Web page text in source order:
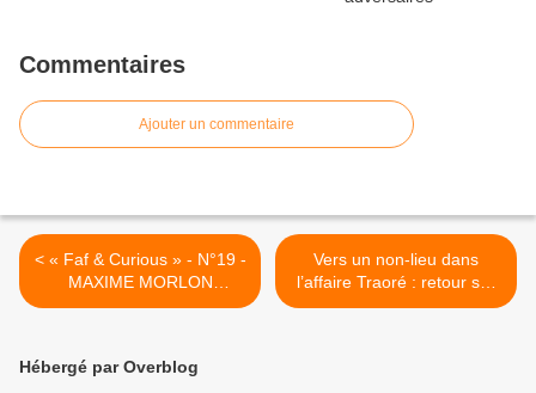
Commentaires
Ajouter un commentaire
< « Faf & Curious » - N°19 -
MAXIME MORLON
(16/07/2023)
Vers un non-lieu dans
l’affaire Traoré : retour sur
une manipulation
Hébergé par Overblog